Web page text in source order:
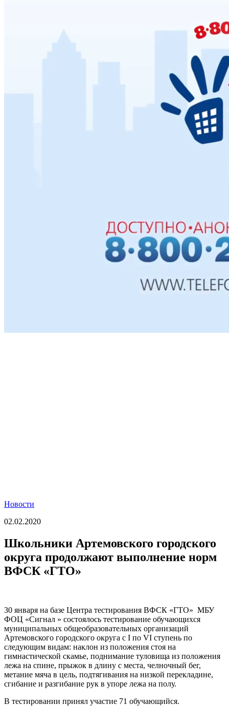
Новости
02.02.2020
Школьники Артемовского городского
округа продолжают выполнение норм
ВФСК «ГТО»
30 января на базе Центра тестирования ВФСК «ГТО» МБУ
ФОЦ «Сигнал » состоялось тестирование обучающихся
муниципальных общеобразовательных организаций
Артемовского городского округа с I по VI ступень по
следующим видам: наклон из положения стоя на
гимнастической скамье, поднимание туловища из положения
лежа на спине, прыжок в длину с места, челночный бег,
метание мяча в цель, подтягивания на низкой перекладине,
сгибание и разгибание рук в упоре лежа на полу.
В тестировании принял участие 71 обучающийся.